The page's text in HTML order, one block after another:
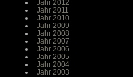
Jahr 2012
Jahr 2011
Jahr 2010
Jahr 2009
Jahr 2008
Jahr 2007
Jahr 2006
Jahr 2005
Jahr 2004
Jahr 2003